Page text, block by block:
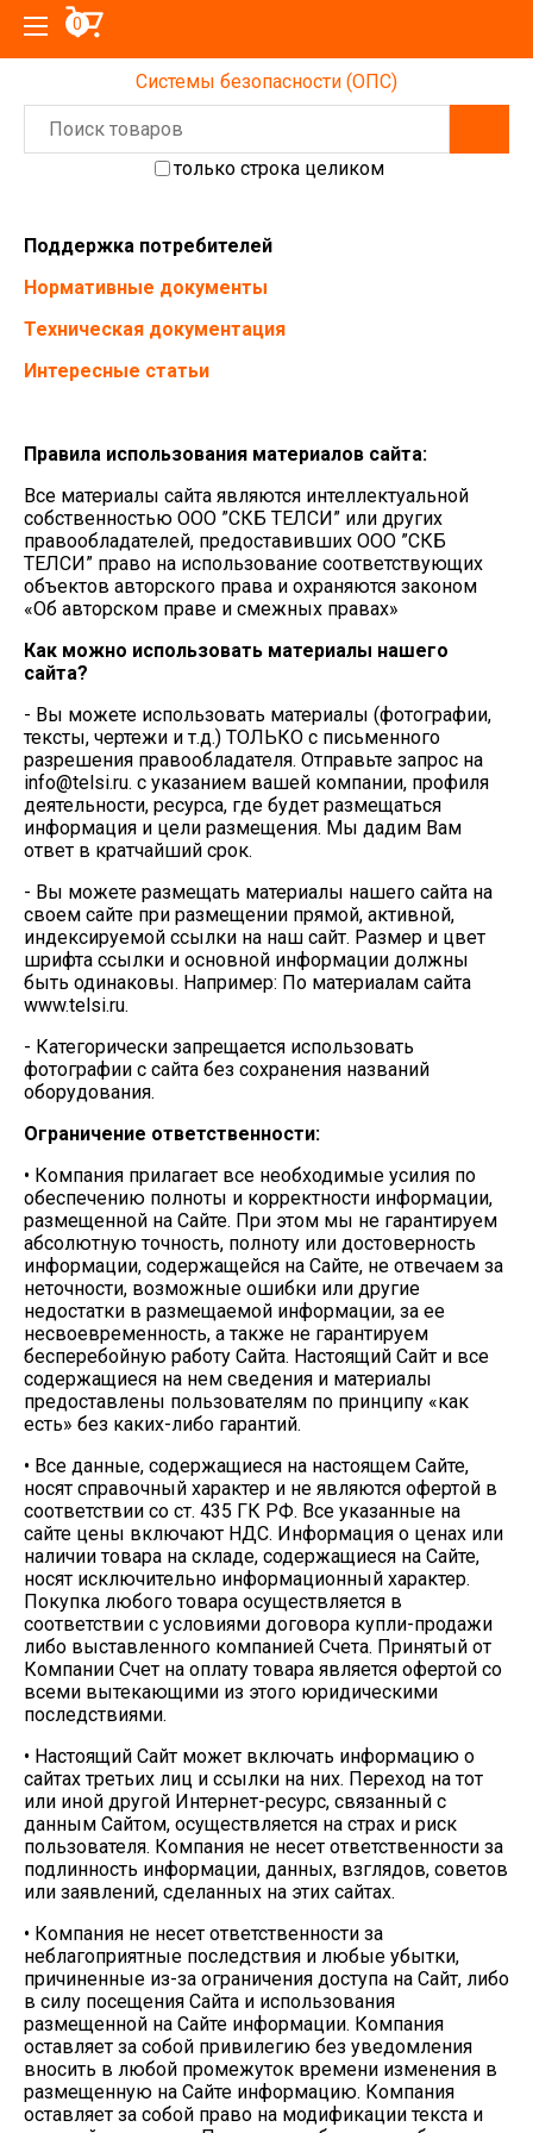
0
Системы безопасности (ОПС)
только строка целиком
Поддержка потребителей
Нормативные документы
Техническая документация
Интересные статьи
Правила использования материалов сайта:
Все материалы сайта являются интеллектуальной
собственностью OOO ”СКБ ТЕЛСИ” или других
правообладателей, предоставивших OOO ”СКБ
ТЕЛСИ” право на использование соответствующих
объектов авторского права и охраняются законом
«Об авторском праве и смежных правах»
Как можно использовать материалы нашего
сайта?
- Вы можете использовать материалы (фотографии,
тексты, чертежи и т.д.) ТОЛЬКО с письменного
разрешения правообладателя. Отправьте запрос на
info@telsi.ru. с указанием вашей компании, профиля
деятельности, ресурса, где будет размещаться
информация и цели размещения. Мы дадим Вам
ответ в кратчайший срок.
- Вы можете размещать материалы нашего сайта на
своем сайте при размещении прямой, активной,
индексируемой ссылки на наш сайт. Размер и цвет
шрифта ссылки и основной информации должны
быть одинаковы. Например: По материалам сайта
www.telsi.ru.
- Категорически запрещается использовать
фотографии с сайта без сохранения названий
оборудования.
Ограничение ответственности:
• Компания прилагает все необходимые усилия по
обеспечению полноты и корректности информации,
размещенной на Сайте. При этом мы не гарантируем
абсолютную точность, полноту или достоверность
информации, содержащейся на Сайте, не отвечаем за
неточности, возможные ошибки или другие
недостатки в размещаемой информации, за ее
несвоевременность, а также не гарантируем
бесперебойную работу Сайта. Настоящий Сайт и все
содержащиеся на нем сведения и материалы
предоставлены пользователям по принципу «как
есть» без каких-либо гарантий.
• Все данные, содержащиеся на настоящем Сайте,
носят справочный характер и не являются офертой в
соответствии со ст. 435 ГК РФ. Все указанные на
сайте цены включают НДС. Информация о ценах или
наличии товара на складе, содержащиеся на Сайте,
носят исключительно информационный характер.
Покупка любого товара осуществляется в
соответствии с условиями договора купли-продажи
либо выставленного компанией Счета. Принятый от
Компании Счет на оплату товара является офертой со
всеми вытекающими из этого юридическими
последствиями.
• Настоящий Сайт может включать информацию о
сайтах третьих лиц и ссылки на них. Переход на тот
или иной другой Интернет-ресурс, связанный с
данным Сайтом, осуществляется на страх и риск
пользователя. Компания не несет ответственности за
подлинность информации, данных, взглядов, советов
или заявлений, сделанных на этих сайтах.
• Компания не несет ответственности за
неблагоприятные последствия и любые убытки,
причиненные из-за ограничения доступа на Сайт, либо
в силу посещения Сайта и использования
размещенной на Сайте информации. Компания
оставляет за собой привилегию без уведомления
вносить в любой промежуток времени изменения в
размещенную на Сайте информацию. Компания
оставляет за собой право на модификации текста и